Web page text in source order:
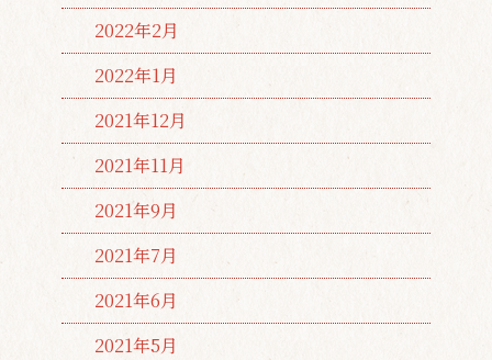
2022年2月
2022年1月
2021年12月
2021年11月
2021年9月
2021年7月
2021年6月
2021年5月